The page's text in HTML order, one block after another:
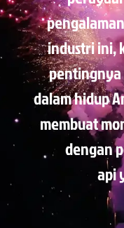
industri ini,
pentingnya
dalam hidup
membuat
dengan
api